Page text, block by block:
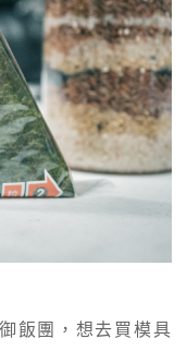
飯團，想去買模具